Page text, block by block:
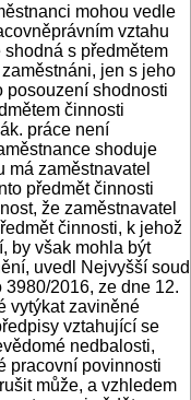
mohou vedle
vztahu
s předmětem
jen s jeho
posouzení shodnosti
činnosti
práce není
shoduje
má zaměstnavatel
předmět činnosti
že zaměstnavatel
činnosti, k jehož
by však mohla být
uvedl Nejvyšší soud
2016, ze dne 12.
vytýkat zaviněné
vztahující se
nedbalosti,
pracovní povinnosti
může, a vzhledem